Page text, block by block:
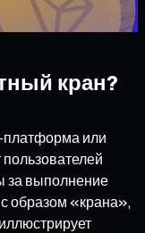
кран?
или
за выполнение
образом «крана»,